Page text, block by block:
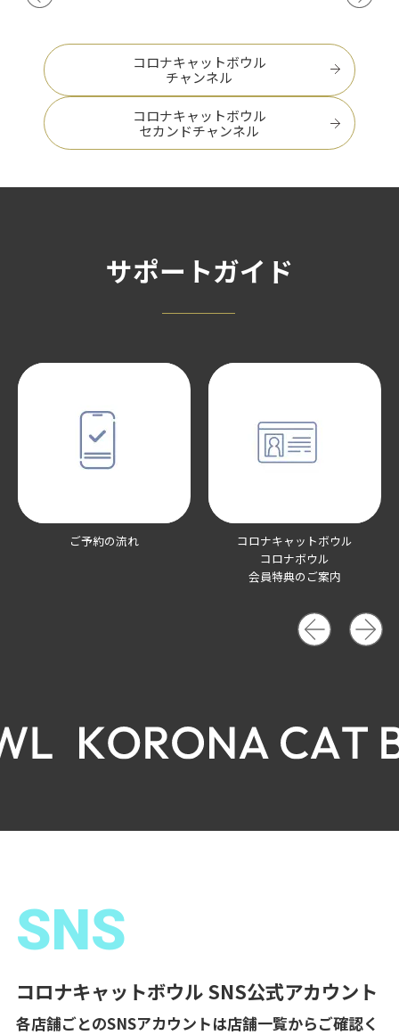
コロナキャットボウル
チャンネル
コロナキャットボウル
セカンドチャンネル
サポートガイド
ご予約の流れ
コロナキャットボウル
コロナボウル
会員特典のご案内
SNS
コロナキャットボウル SNS公式アカウント
各店舗ごとのSNSアカウントは店舗一覧からご確認く